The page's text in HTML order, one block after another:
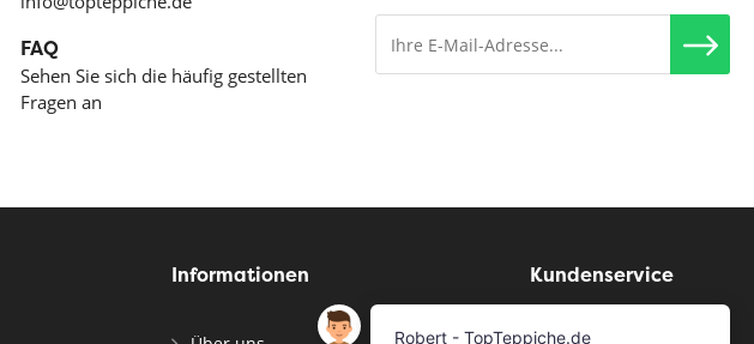
FAQ
Sehen Sie sich die häufig gestellten
Fragen an
Informationen Kundenservice